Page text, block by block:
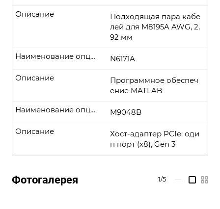
Подходящая пара кабе
лей для M8195A AWG, 2,
92 мм
Описание
N6171A
Наименование опции
Программное обеспеч
ение MATLAB
Описание
M9048B
Наименование опции
Хост-адаптер PCIe: оди
н порт (x8), Gen 3
Описание
Фотогалерея 1/5 —